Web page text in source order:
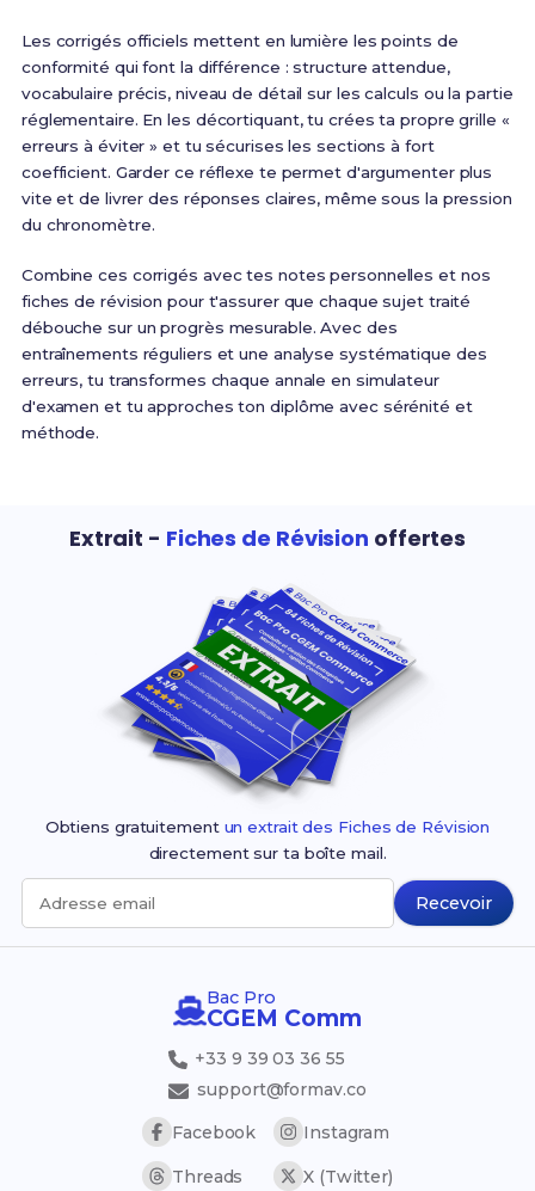
Les corrigés officiels mettent en lumière les points de
conformité qui font la différence : structure attendue,
vocabulaire précis, niveau de détail sur les calculs ou la partie
réglementaire. En les décortiquant, tu crées ta propre grille «
erreurs à éviter » et tu sécurises les sections à fort
coefficient. Garder ce réflexe te permet d'argumenter plus
vite et de livrer des réponses claires, même sous la pression
du chronomètre.
Combine ces corrigés avec tes notes personnelles et nos
fiches de révision pour t'assurer que chaque sujet traité
débouche sur un progrès mesurable. Avec des
entraînements réguliers et une analyse systématique des
erreurs, tu transformes chaque annale en simulateur
d'examen et tu approches ton diplôme avec sérénité et
méthode.
Extrait - Fiches de Révision offertes
Obtiens gratuitement un extrait des Fiches de Révision
directement sur ta boîte mail.
Adresse email Recevoir
Bac Pro
CGEM Comm
+33 9 39 03 36 55
support@formav.co
Facebook
Instagram
Threads X (Twitter)